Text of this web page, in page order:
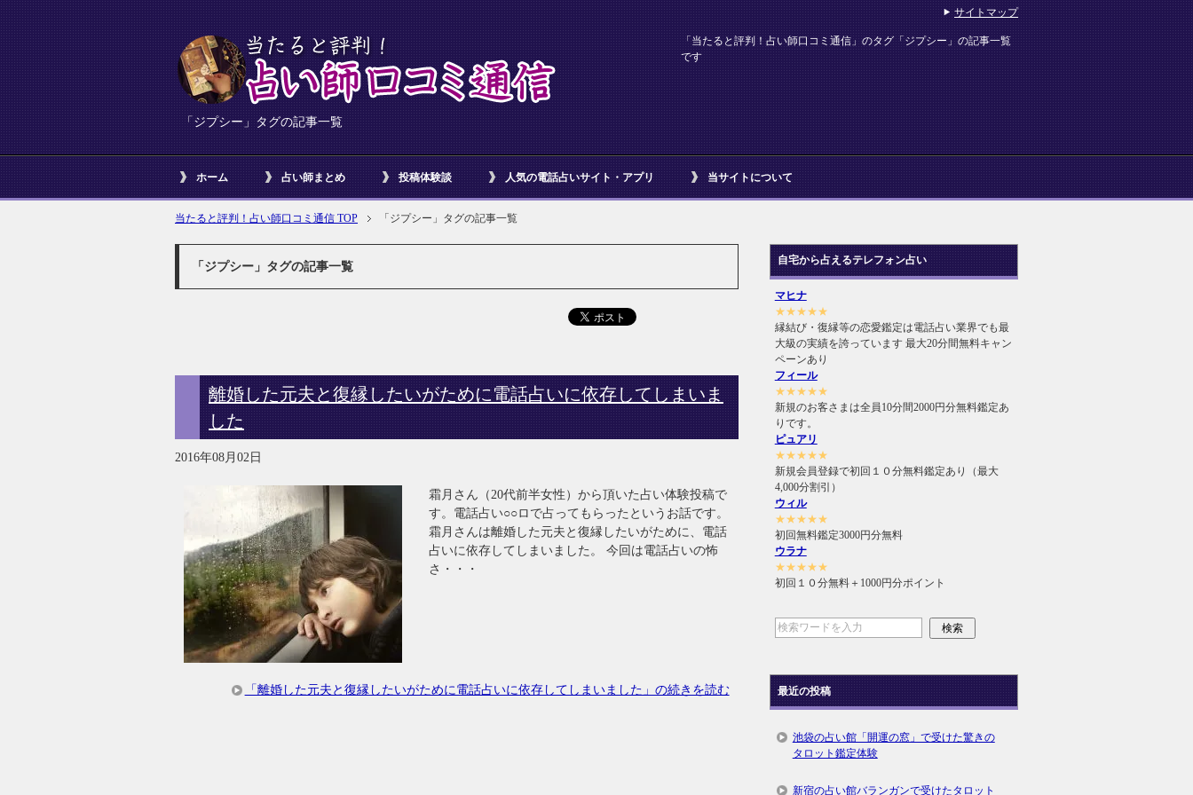
「ジプシー」タグの記事一覧
「当たると評判！占い師口コミ通信」のタグ「ジプシー」の記事一覧
です
ホーム 占い師まとめ 投稿体験談 人気の電話占いサイト・アプリ 当サイトについて
当たると評判！占い師口コミ通信 TOP 「ジプシー」タグの記事一覧
「ジプシー」タグの記事一覧
離婚した元夫と復縁したいがために電話占いに依存してしまいま
した
2016年08月02日
霜月さん（20代前半女性）から頂いた占い体験投稿で
す。電話占い○○ロで占ってもらったというお話です。
霜月さんは離婚した元夫と復縁したいがために、電話
占いに依存してしまいました。 今回は電話占いの怖
さ・・・
「離婚した元夫と復縁したいがために電話占いに依存してしまいました」の続きを読む
自宅から占えるテレフォン占い
マヒナ
★★★★★
縁結び・復縁等の恋愛鑑定は電話占い業界でも最
大級の実績を誇っています 最大20分間無料キャン
ペーンあり
フィール
★★★★★
新規のお客さまは全員10分間2000円分無料鑑定あ
りです。
ピュアリ
★★★★★
新規会員登録で初回１０分無料鑑定あり（最大
4,000分割引）
ウィル
★★★★★
初回無料鑑定3000円分無料
ウラナ
★★★★★
初回１０分無料＋1000円分ポイント
最近の投稿
池袋の占い館「開運の窓」で受けた驚きの
タロット鑑定体験
新宿の占い館バランガンで受けたタロット
サイトマップ